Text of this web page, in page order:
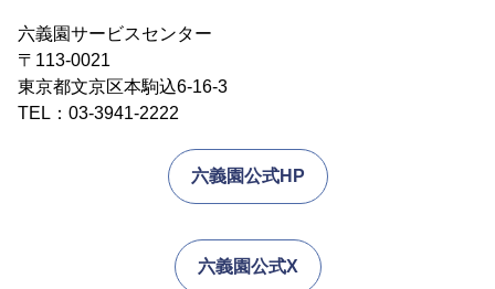
六義園サービスセンター
〒113-0021
東京都文京区本駒込6-16-3
TEL：03-3941-2222
六義園公式HP
六義園公式X